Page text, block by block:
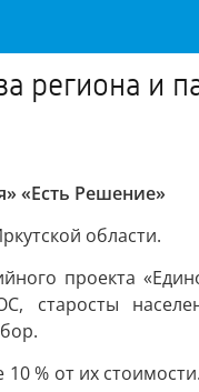
региона и
«Есть Решение»
области.
проекта
старосты
% от их